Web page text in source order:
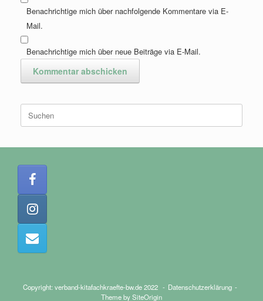
Benachrichtige mich über nachfolgende Kommentare via E-
Mail.
Benachrichtige mich über neue Beiträge via E-Mail.
Suchen
nach:
Copyright: verband-kitafachkraefte-bw.de 2022
Datenschutzerklärung
Theme bySiteOrigin